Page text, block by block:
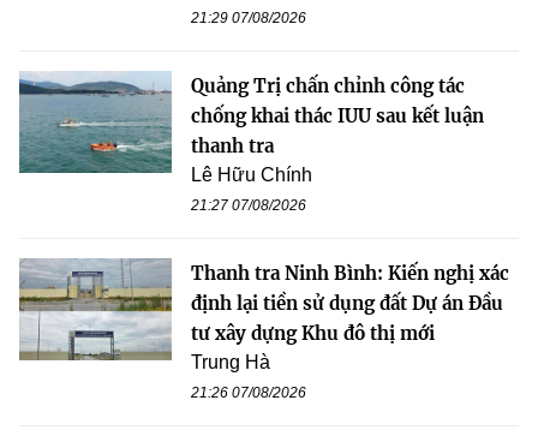
21:29 07/08/2026
Quảng Trị chấn chỉnh công tác
chống khai thác IUU sau kết luận
thanh tra
Lê Hữu Chính
21:27 07/08/2026
Thanh tra Ninh Bình: Kiến nghị xác
định lại tiền sử dụng đất Dự án Đầu
tư xây dựng Khu đô thị mới
Trung Hà
21:26 07/08/2026